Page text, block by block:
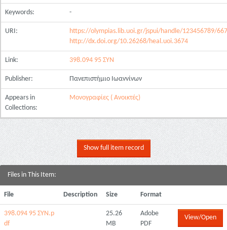
Keywords: -
URI:
https://olympias.lib.uoi.gr/jspui/handle/123456789/
http://dx.doi.org/10.26268/heal.uoi.3674
Link: 398.094 95 ΣΥΝ
Publisher: Πανεπιστήμιο Ιωαννίνων
Appears in
Collections:
Μονογραφίες ( Ανοικτές)
Show full item record
Files in This Item:
File Description Size Format
398.094 95 ΣΥΝ.p
df
25.26
MB
Adobe
PDF
View/Open